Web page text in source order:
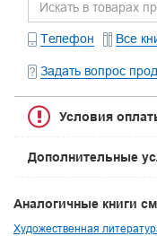
Телефон Все
Задать вопрос
Условия
Дополнительные
Аналогичные книги
Художественная